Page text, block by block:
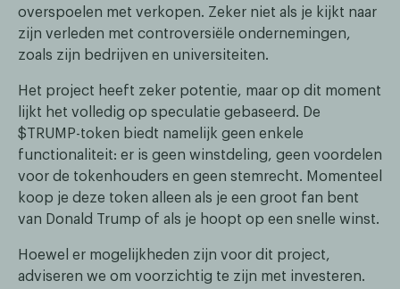
overspoelen met verkopen. Zeker niet als je kijkt naar
zijn verleden met controversiële ondernemingen,
zoals zijn bedrijven en universiteiten.
Het project heeft zeker potentie, maar op dit moment
lijkt het volledig op speculatie gebaseerd. De
$TRUMP-token biedt namelijk geen enkele
functionaliteit: er is geen winstdeling, geen voordelen
voor de tokenhouders en geen stemrecht. Momenteel
koop je deze token alleen als je een groot fan bent
van Donald Trump of als je hoopt op een snelle winst.
Hoewel er mogelijkheden zijn voor dit project,
adviseren we om voorzichtig te zijn met investeren.